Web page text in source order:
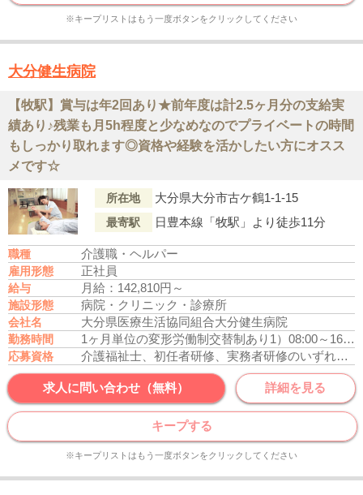
※キープリストはもう一度ボタンをクリックしてください
大分健生病院
【牧駅】賞与は年2回あり★前年度は計2.5ヶ月分の支給実
績あり♪残業も月5h程度と少なめなのでプライベートの時間
もしっかり取れます◎資格や経験を活かしたい方にオスス
メです☆
所在地 大分県大分市古ケ鶴1-1-15
最寄駅 日豊本線「牧駅」より徒歩11分
職種 介護職・ヘルパー
雇用形態 正社員
給与 月給：142,810円～
施設形態 病院・クリニック・診療所
会社名 大分県医療生活協同組合大分健生病院
勤務時間 1ヶ月単位の変形労働制 交替制あり 1）08:00～16:30
応募資格 介護福祉士、初任者研修、実務者研修のいずれかの資格をお持ちの方
求人に問い合わせ（無料） 詳細を見る
キープする
※キープリストはもう一度ボタンをクリックしてください